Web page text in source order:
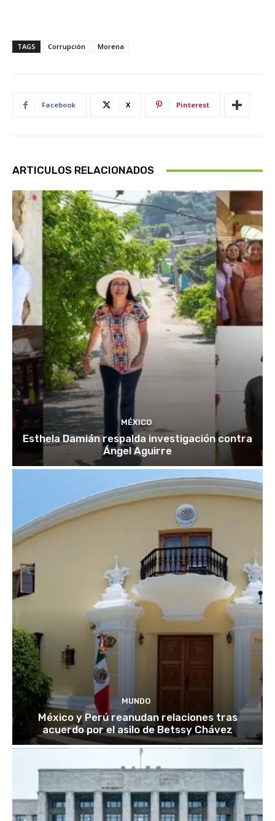
TAGS Corrupción Morena
Facebook X Pinterest
ARTICULOS RELACIONADOS
MÉXICO
Esthela Damián respalda investigación contra
Ángel Aguirre
MUNDO
México y Perú reanudan relaciones tras
acuerdo por el asilo de Betssy Chávez